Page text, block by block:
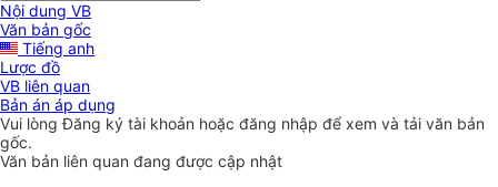
Nội dung VB
Văn bản gốc
Tiếng anh
Lược đồ
VB liên quan
Bản án áp dụng
Vui lòngĐăng ký tài khoản hoặc đăng nhập để xem và tải văn bản
gốc.
Văn bản liên quan đang được cập nhật